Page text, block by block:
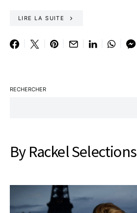
LIRE LA SUITE
RECHERCHER
By Rackel Selections